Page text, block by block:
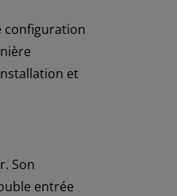
configuration
et
Son
entrée